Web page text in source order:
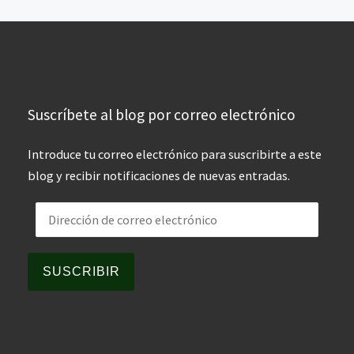
Suscríbete al blog por correo electrónico
Introduce tu correo electrónico para suscribirte a este
blog y recibir notificaciones de nuevas entradas.
Dirección de correo electrónico
SUSCRIBIR